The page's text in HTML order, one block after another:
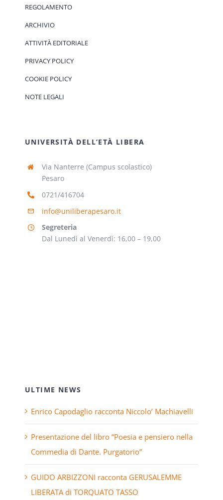
REGOLAMENTO
ARCHIVIO
ATTIVITÀ EDITORIALE
PRIVACY POLICY
COOKIE POLICY
NOTE LEGALI
UNIVERSITÀ DELL’ETÀ LIBERA
Via Nanterre (Campus scolastico)
Pesaro
0721/416704
info@uniliberapesaro.it
Segreteria
Dal Lunedì al Venerdì: 16,00 – 19,00
ULTIME NEWS
Enrico Capodaglio racconta Niccolo’ Machiavelli
Presentazione del libro “Poesia e pensiero nella
Commedia di Dante. Purgatorio”
GUIDO ARBIZZONI racconta GERUSALEMME
LIBERATA di TORQUATO TASSO